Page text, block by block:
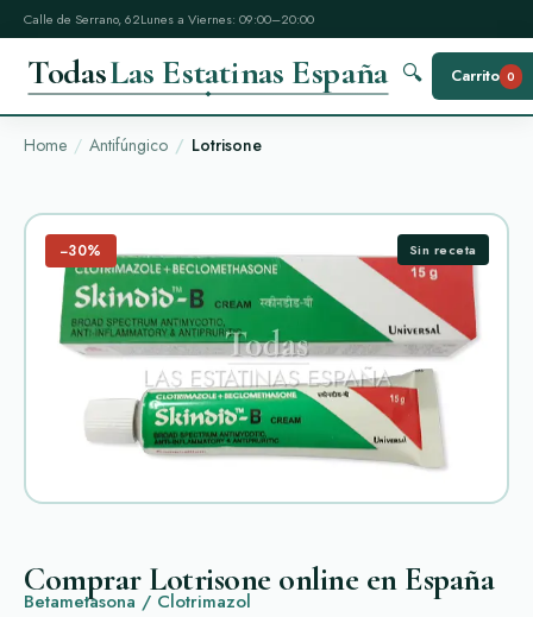
Calle de Serrano, 62Lunes a Viernes: 09:00–20:00
TodasLas Estatinas España 🔍 Carrito 0
Home Antifúngico Lotrisone
−30% Sin receta
Comprar Lotrisone online en España
Betametasona / Clotrimazol